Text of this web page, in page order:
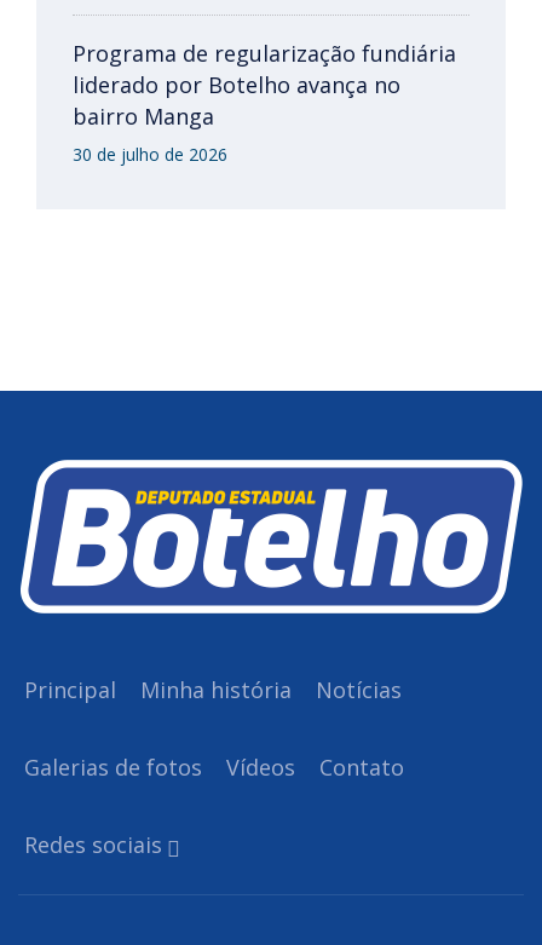
Programa de regularização fundiária
liderado por Botelho avança no
bairro Manga
30 de julho de 2026
Principal Minha história Notícias
Galerias de fotos Vídeos Contato
Redes sociais